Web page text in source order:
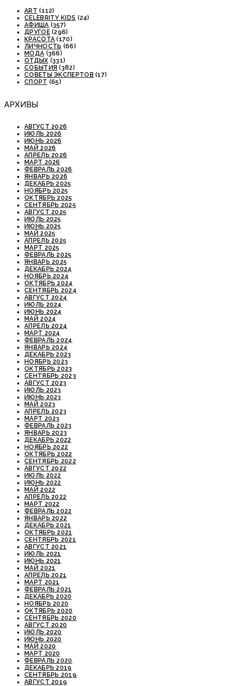
ART (112)
CELEBRITY KIDS (24)
АФИША (357)
ДРУГОЕ(296)
КРАСОТА (170)
ЛИЧНОСТЬ (66)
МОДА (366)
ОТДЫХ (331)
СОБЫТИЯ (382)
СОВЕТЫ ЭКСПЕРТОВ (17)
СПОРТ (65)
АРХИВЫ
АВГУСТ 2026
ИЮЛЬ 2026
ИЮНЬ 2026
МАЙ 2026
АПРЕЛЬ 2026
МАРТ 2026
ФЕВРАЛЬ 2026
ЯНВАРЬ 2026
ДЕКАБРЬ 2025
НОЯБРЬ 2025
ОКТЯБРЬ 2025
СЕНТЯБРЬ 2025
АВГУСТ 2025
ИЮЛЬ 2025
ИЮНЬ 2025
МАЙ 2025
АПРЕЛЬ 2025
МАРТ 2025
ФЕВРАЛЬ 2025
ЯНВАРЬ 2025
ДЕКАБРЬ 2024
НОЯБРЬ 2024
ОКТЯБРЬ 2024
СЕНТЯБРЬ 2024
АВГУСТ 2024
ИЮЛЬ 2024
ИЮНЬ 2024
МАЙ 2024
АПРЕЛЬ 2024
МАРТ 2024
ФЕВРАЛЬ 2024
ЯНВАРЬ 2024
ДЕКАБРЬ 2023
НОЯБРЬ 2023
ОКТЯБРЬ 2023
СЕНТЯБРЬ 2023
АВГУСТ 2023
ИЮЛЬ 2023
ИЮНЬ 2023
МАЙ 2023
АПРЕЛЬ 2023
МАРТ 2023
ФЕВРАЛЬ 2023
ЯНВАРЬ 2023
ДЕКАБРЬ 2022
НОЯБРЬ 2022
ОКТЯБРЬ 2022
СЕНТЯБРЬ 2022
АВГУСТ 2022
ИЮЛЬ 2022
ИЮНЬ 2022
МАЙ 2022
АПРЕЛЬ 2022
МАРТ 2022
ФЕВРАЛЬ 2022
ЯНВАРЬ 2022
ДЕКАБРЬ 2021
ОКТЯБРЬ 2021
СЕНТЯБРЬ 2021
АВГУСТ 2021
ИЮЛЬ 2021
ИЮНЬ 2021
МАЙ 2021
АПРЕЛЬ 2021
МАРТ 2021
ФЕВРАЛЬ 2021
ДЕКАБРЬ 2020
НОЯБРЬ 2020
ОКТЯБРЬ 2020
СЕНТЯБРЬ 2020
АВГУСТ 2020
ИЮЛЬ 2020
ИЮНЬ 2020
МАЙ 2020
МАРТ 2020
ФЕВРАЛЬ 2020
ДЕКАБРЬ 2019
СЕНТЯБРЬ 2019
АВГУСТ 2019